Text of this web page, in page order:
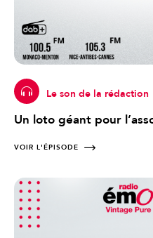
Le son de la rédaction
Un loto géant pour
VOIR L'ÉPISODE